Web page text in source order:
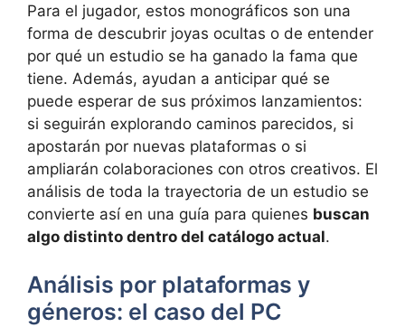
Para el jugador, estos monográficos son una
forma de descubrir joyas ocultas o de entender
por qué un estudio se ha ganado la fama que
tiene. Además, ayudan a anticipar qué se
puede esperar de sus próximos lanzamientos:
si seguirán explorando caminos parecidos, si
apostarán por nuevas plataformas o si
ampliarán colaboraciones con otros creativos. El
análisis de toda la trayectoria de un estudio se
convierte así en una guía para quienes buscan
algo distinto dentro del catálogo actual.
Análisis por plataformas y
géneros: el caso del PC